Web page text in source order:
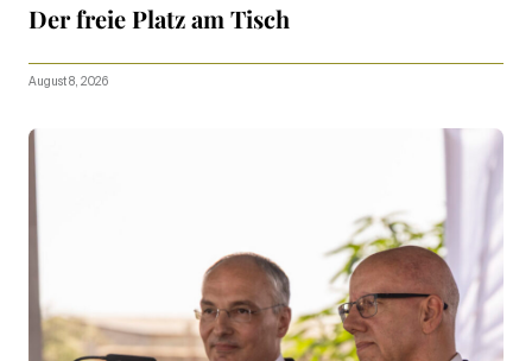
Der freie Platz am Tisch
August 8, 2026